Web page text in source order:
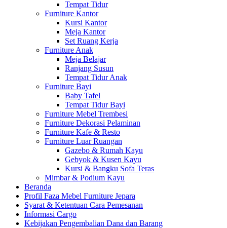
Tempat Tidur
Furniture Kantor
Kursi Kantor
Meja Kantor
Set Ruang Kerja
Furniture Anak
Meja Belajar
Ranjang Susun
Tempat Tidur Anak
Furniture Bayi
Baby Tafel
Tempat Tidur Bayi
Furniture Mebel Trembesi
Furniture Dekorasi Pelaminan
Furniture Kafe & Resto
Furniture Luar Ruangan
Gazebo & Rumah Kayu
Gebyok & Kusen Kayu
Kursi & Bangku Sofa Teras
Mimbar & Podium Kayu
Beranda
Profil Faza Mebel Furniture Jepara
Syarat & Ketentuan Cara Pemesanan
Informasi Cargo
Kebijakan Pengembalian Dana dan Barang